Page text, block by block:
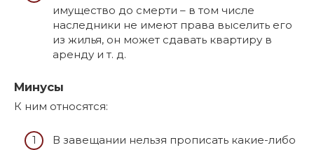
имущество до смерти – в том числе
наследники не имеют права выселить его
из жилья, он может сдавать квартиру в
аренду и т. д.
Минусы
К ним относятся:
В завещании нельзя прописать какие-либо